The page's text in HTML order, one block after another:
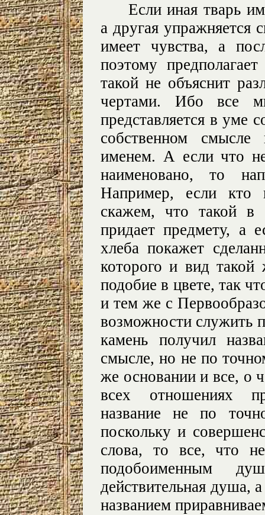
Если иная тварь
а другая упражняется
имеет чувства, а
поэтому
такой не объяснит
чертами. Ибо все
представляется в уме
собственном
именем. А если что
наименовано, то
Например, если кто
скажем, что такой в
придает предмету, а
хлеба покажет
которого и вид такой
подобие в цвете, так
и тем же с
возможности служить
камень получил
смысле, но не по
же основании и все, о
всех отношениях
название не по
поскольку и
слова, то все, что
подобоименным
действительная душа,
названием